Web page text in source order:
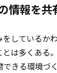
情報を共
している
は多くある
きる環境づ